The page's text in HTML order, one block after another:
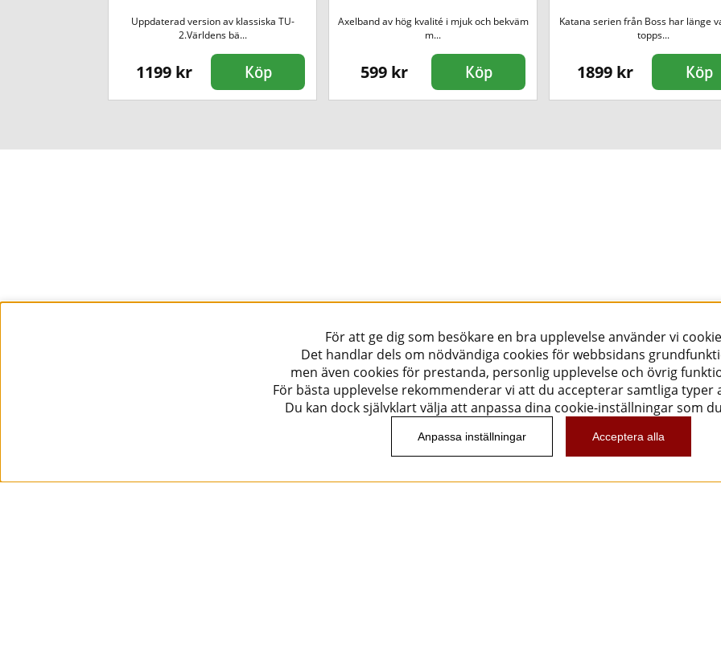
Uppdaterad version av klassiska TU-
2.Världens bä...
1199 kr Köp
Axelband av hög kvalité i mjuk och bekväm
m...
599 kr Köp
Katana serien från Boss har länge
topps...
1899 kr Köp
För att ge dig som besökare en bra upplevelse använder vi
Det handlar dels om nödvändiga cookies för webbsidans
men även cookies för prestanda, personlig upplevelse och övrig
För bästa upplevelse rekommenderar vi att du accepterar samtliga typer
Du kan dock självklart välja att anpassa dina cookie-inställningar som
Anpassa inställningar Acceptera alla